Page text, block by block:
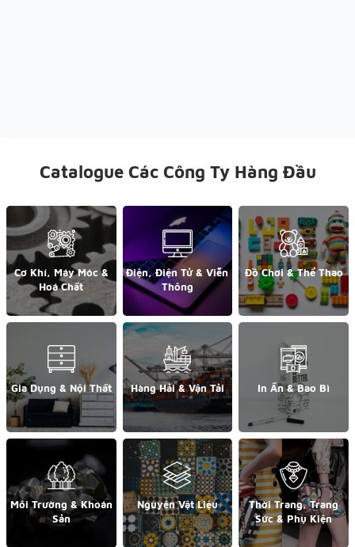
Catalogue Các Công Ty Hàng Đầu
Cơ Khí, Máy Móc &
Hoá Chất
Điện, Điện Tử & Viễn
Thông
Đồ Chơi & Thể Thao
Gia Dụng & Nội Thất Hàng Hải & Vận Tải In Ấn & Bao Bì
Môi Trường & Khoán
Sản
Nguyên Vật Liệu
Thời Trang, Trang
Sức & Phụ Kiện